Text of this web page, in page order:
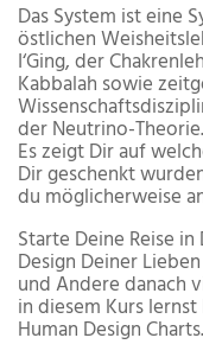
Das System ist eine
östlichen
I‘Ging, der
Kabbalah sowie
der Neutrino-Theorie.
Es zeigt Dir auf
Dir geschenkt
du möglicherweise
Starte Deine Reise
Design Deiner
und Andere danach
in diesem Kurs
Human Design Charts.